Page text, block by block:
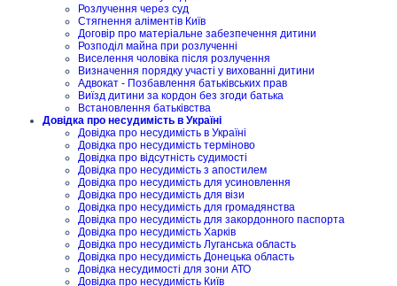
Розлучення через суд
Стягнення аліментів Київ
Договір про матеріальне забезпечення дитини
Розподіл майна при розлученні
Виселення чоловіка після розлучення
Визначення порядку участі у вихованні дитини
Адвокат - Позбавлення батьківських прав
Виїзд дитини за кордон без згоди батька
Встановлення батьківства
Довідка про несудимість в Україні
Довідка про несудимість в Україні
Довідка про несудимість терміново
Довідка про відсутність судимості
Довідка про несудимість з апостилем
Довідка про несудимість для усиновлення
Довідка про несудимість для візи
Довідка про несудимість для громадянства
Довідка про несудимість для закордонного паспорта
Довідка про несудимість Харків
Довідка про несудимість Луганська область
Довідка про несудимість Донецька область
Довідка несудимості для зони АТО
Довідка про несудимість Київ